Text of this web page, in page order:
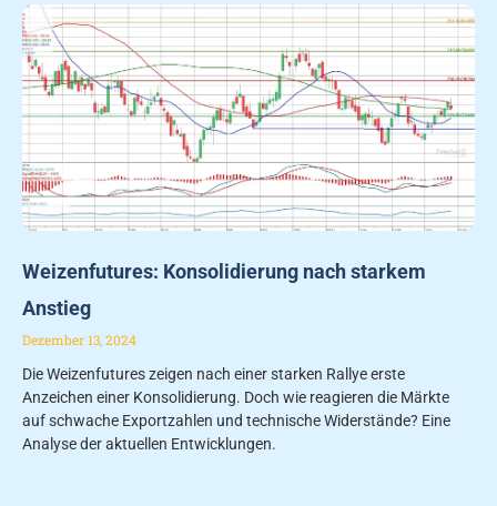
Weizenfutures: Konsolidierung nach starkem
Anstieg
Dezember 13, 2024
Die Weizenfutures zeigen nach einer starken Rallye erste
Anzeichen einer Konsolidierung. Doch wie reagieren die Märkte
auf schwache Exportzahlen und technische Widerstände? Eine
Analyse der aktuellen Entwicklungen.